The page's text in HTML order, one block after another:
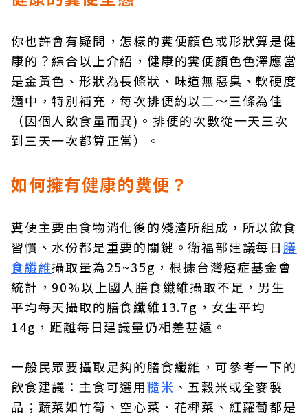
你也許會有疑問，怎樣的糞便顏色或形狀算是健
康的？綜合以上介紹，健康的糞便顏色色澤應當
是金黃色、形狀為長條狀、味道無惡臭、軟硬度
適中，特別補充，每次排便約以二～三條為佳
（因個人飲食量而異)。排便的次數從一天三次
到三天一次都算正常）。
如何擁有健康的糞便？
糞便主要由食物消化後的殘渣所組成，所以飲食
習慣、水份都是重要的關鍵。衛福部建議每日 膳
食纖維攝取量為25~35g，根據台灣癌症基金會
統計，90%以上國人膳食纖維攝取不足，男生
平均每天攝取的膳食纖維13.7g，女生平均
14g，距離每日建議量仍相差甚遠。
一般民眾要攝取足夠的膳食纖維，可參考一下的
飲食建議：主食可選用糙米 、五穀米或全麥製
品；蔬菜如竹筍、空心菜、花椰菜、紅蘿蔔都是